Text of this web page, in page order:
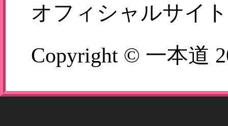
オフィシャルサイ
Copyright © 一本道